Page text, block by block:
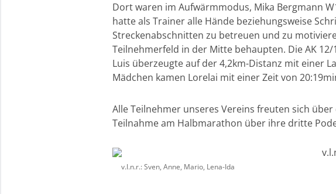
Dort waren im Aufwärmmodus, Mika Bergmann
hatte als Trainer alle Hände beziehungsweise
Streckenabschnitten zu betreuen und zu
Teilnehmerfeld in der Mitte behaupten. Die AK
Luis überzeugte auf der 4,2km-Distanz mit einer
Mädchen kamen Lorelai mit einer Zeit von
Alle Teilnehmer unseres Vereins freuten sich
Teilnahme am Halbmarathon über ihre dritte
v.l.n.r.: Sven, Anne, Mario, Lena-Ida